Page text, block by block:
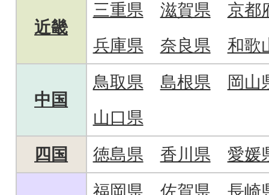
近畿
三重県 滋賀県
京都
兵庫県
奈良県 和歌
中国
鳥取県 島根県
岡山
山口県
四国
徳島県 香川県
愛媛
福岡県
佐賀県 長崎